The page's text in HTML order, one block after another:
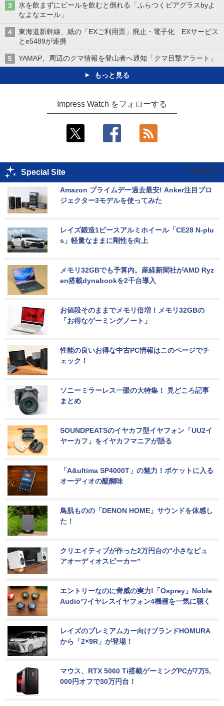
水を飲まずにビールを飲むと倒れる「ふらつくビアグラスbyよ
なよなエール」
東海道新幹線、紙の「EXご利用票」廃止・電子化 EXサービス
とe5489が連携
YAMAP、周辺のクマ情報を登山者へ通知「クマ目撃アラート」
もっと見る
Impress Watch をフォローする
Special Site
Amazon プライムデー過去最安! Anker注目プロ
ジェクター3モデルを使ってみた
レイズ鍛造1ピースアルミホイール「CE28 N-plu
s」軽量なままに剛性を向上
メモリ32GBでも予算内。産経新聞社がAMD Ryz
en搭載dynabookを2千台導入
お値段そのままでメモリ倍増！メモリ32GBの
「お得なゲーミングノート」
性能の良いお得な中古PC情報はこのページでチ
ェック！
ソニーミラーレス一眼の大特集！ 見どころ記事
まとめ
SOUNDPEATSのイヤカフ型イヤフォン「UU2イ
ヤーカフ」をイヤカフマニアが語る
「A&ultima SP4000T」の魅力！ポケットに入る
オーディオの醍醐味
鳥肌ものの「DENON HOME」サウンドを体感し
た！
クリエイティブが作った2万円台の“小さなピュ
アオーディオスピーカー”
エントリーなのに脅威の実力!「Osprey」Noble
Audioワイヤレスイヤフォン4機種を一気に聴く
レイズのプレミアムカー向けブランドHOMURA
から「2×9R」が登場！
マウス、RTX 5060 Ti搭載ゲーミングPCが7万5,
000円オフで30万円台！